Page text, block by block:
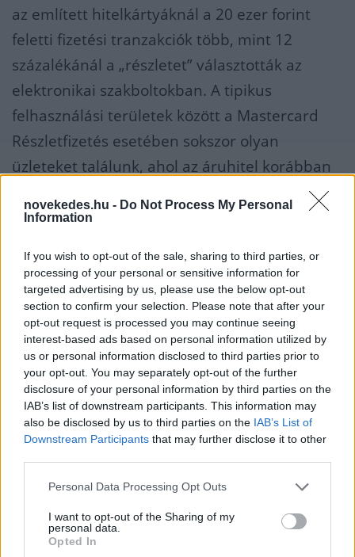
novekedes.hu - Do Not Process My Personal
Information
If you wish to opt-out of the sale, sharing to third parties, or
processing of your personal or sensitive information for
targeted advertising by us, please use the below opt-out
section to confirm your selection. Please note that after your
opt-out request is processed you may continue seeing
interest-based ads based on personal information utilized by
us or personal information disclosed to third parties prior to
your opt-out. You may separately opt-out of the further
disclosure of your personal information by third parties on the
IAB’s list of downstream participants. This information may
also be disclosed by us to third parties on the IAB’s List of
Downstream Participants that may further disclose it to other
Please note that this website/app uses one or more Google
not limited to your visit or usage behaviour. You may click to
grant or deny consent to Google and its third-party tags to
use your data for below specified purposes in below Google
Personal Data Processing Opt Outs
I want to opt-out of the Sharing of my
personal data.
Opted In
az említett hitelkártyáknál a 20 ezer forint
feletti fizetési tranzakciók több, mint 12
százalékánál a „részletet” választották az
elektronikai szakboltokban. A tipikus
felhasználási területek között a Mastercard
Részletfizetés esetében sokszor olyan
üzleteket találunk, ahol az áruhitel korábban
bútorkereskedők), ám a kártyabirtokosok új
szolgáltatást. A kerékpár- vagy a motoros
boltok és szervizek esetében például a
hitelkártyás tranzakciók 6 százaléka zárul
részletfizetéssel.
ERSTE BANK
NÉPSZERŰ